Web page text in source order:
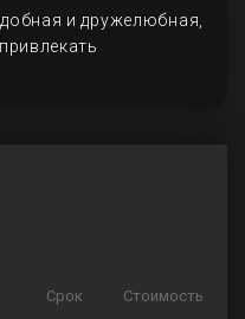
и дружелюбная,
Срок Стоимость